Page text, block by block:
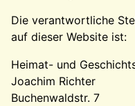
Die verantwortliche
auf dieser Website ist:
Heimat- und
Joachim Richter
Buchenwaldstr. 7